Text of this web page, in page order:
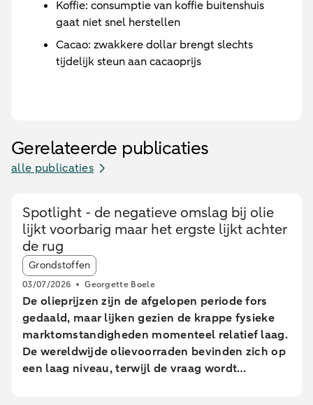
Koffie: consumptie van koffie buitenshuis
gaat niet snel herstellen
Cacao: zwakkere dollar brengt slechts
tijdelijk steun aan cacaoprijs
Gerelateerde publicaties
alle publicaties
Spotlight - de negatieve omslag bij olie
lijkt voorbarig maar het ergste lijkt achter
de rug
Article tags:
Grondstoffen
03/07/2026 Georgette Boele
De olieprijzen zijn de afgelopen periode fors
gedaald, maar lijken gezien de krappe fysieke
marktomstandigheden momenteel relatief laag.
De wereldwijde olievoorraden bevinden zich op
een laag niveau, terwijl de vraag wordt